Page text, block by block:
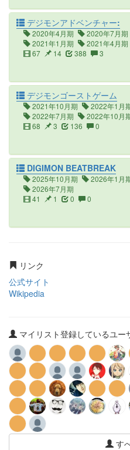
デジモンアドベンチャー:
2020年4月期 2020年7月期
2021年1月期
2021年4月期
67
14 388 3
デジモンゴーストゲーム
2021年10月期 2022年1月
2022年7月期
2022年10月
68
3 136 0
DIGIMON BEATBREAK
2025年10月期 2026年1月
2026年7月期
41
1 0 0
リンク
公式サイト
Wikipedia
マイリスト登録しているユー
す